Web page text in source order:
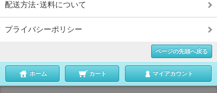
配送方法･送料について
プライバシーポリシー
ページの先頭へ戻る
ホーム カート マイアカウント